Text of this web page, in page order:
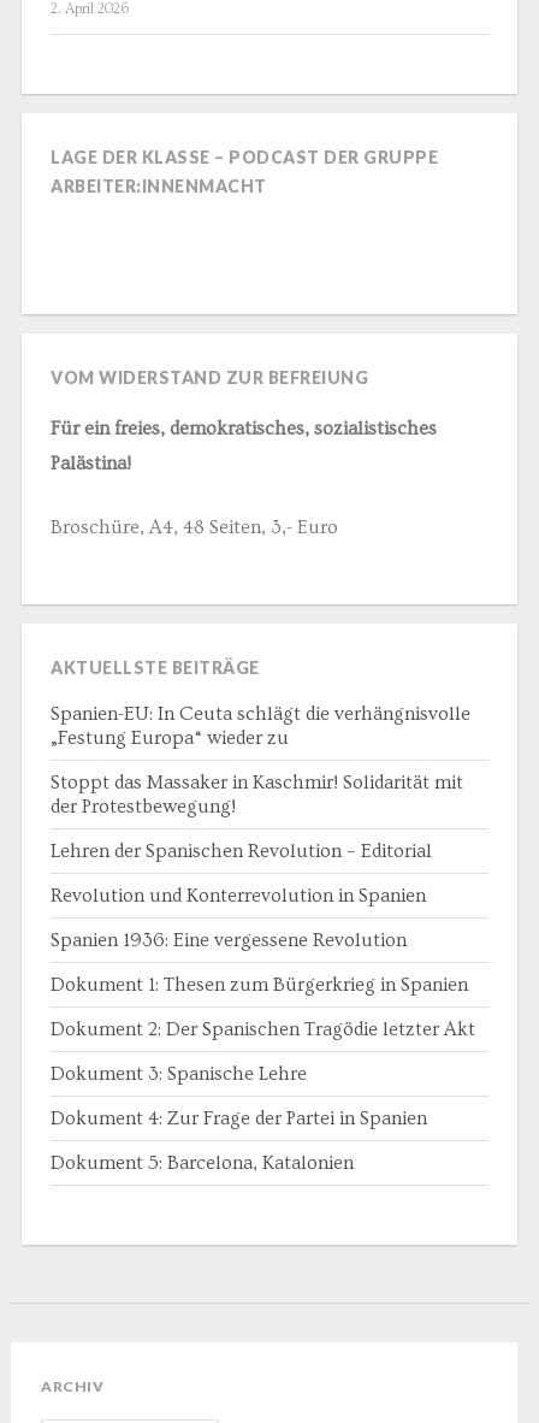
2. April 2026
LAGE DER KLASSE – PODCAST DER GRUPPE
ARBEITER:INNENMACHT
VOM WIDERSTAND ZUR BEFREIUNG
Für ein freies, demokratisches, sozialistisches
Palästina!
Broschüre, A4, 48 Seiten, 3,- Euro
AKTUELLSTE BEITRÄGE
Spanien-EU: In Ceuta schlägt die verhängnisvolle
„Festung Europa“ wieder zu
Stoppt das Massaker in Kaschmir! Solidarität mit
der Protestbewegung!
Lehren der Spanischen Revolution – Editorial
Revolution und Konterrevolution in Spanien
Spanien 1936: Eine vergessene Revolution
Dokument 1: Thesen zum Bürgerkrieg in Spanien
Dokument 2: Der Spanischen Tragödie letzter Akt
Dokument 3: Spanische Lehre
Dokument 4: Zur Frage der Partei in Spanien
Dokument 5: Barcelona, Katalonien
ARCHIV